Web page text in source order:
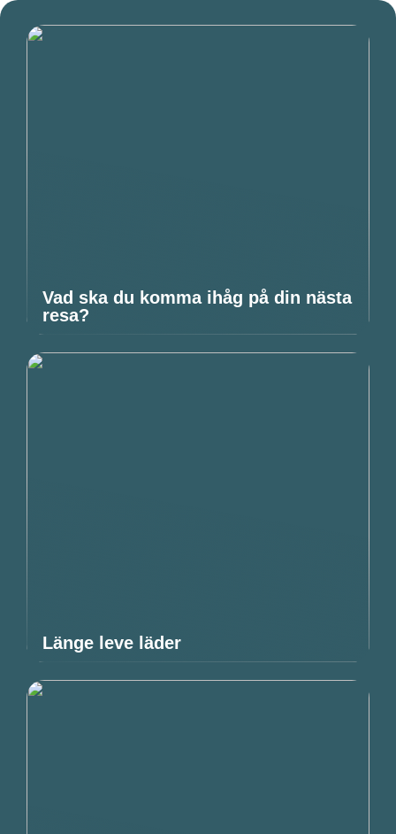
Vad ska du komma ihåg på din nästa
resa?
Länge leve läder